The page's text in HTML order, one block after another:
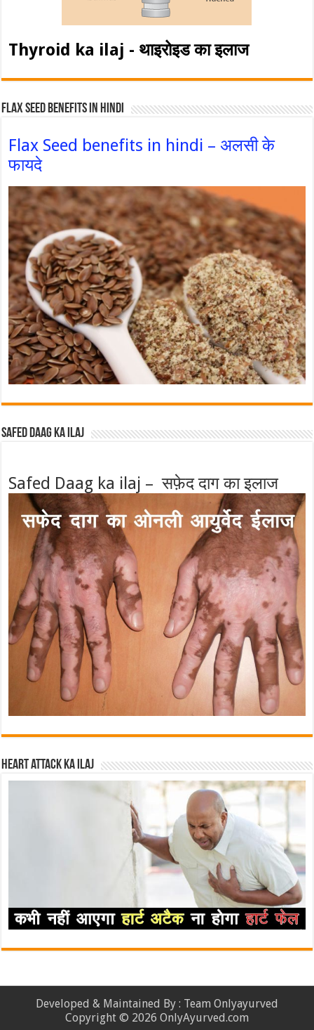
Thyroid ka ilaj - थाइरोइड का इलाज
Flax Seed Benefits in hindi
Flax Seed benefits in hindi – अलसी के
फायदे
Safed Daag ka ilaj
Safed Daag ka ilaj – सफ़ेद दाग का इलाज
Heart attack ka ilaj
Developed & Maintained By : Team Onlyayurved
Copyright © 2026 OnlyAyurved.com